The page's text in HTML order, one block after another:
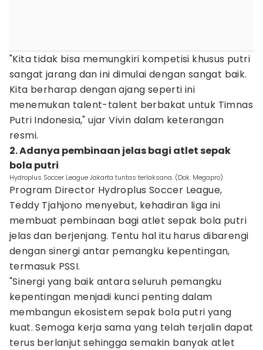
"Kita tidak bisa memungkiri kompetisi khusus putri
sangat jarang dan ini dimulai dengan sangat baik.
Kita berharap dengan ajang seperti ini
menemukan talent-talent berbakat untuk Timnas
Putri Indonesia," ujar Vivin dalam keterangan
resmi.
2. Adanya pembinaan jelas bagi atlet sepak
bola putri
Hydroplus Soccer League Jakarta tuntas terlaksana. (Dok. Megapro)
Program Director Hydroplus Soccer League,
Teddy Tjahjono menyebut, kehadiran liga ini
membuat pembinaan bagi atlet sepak bola putri
jelas dan berjenjang. Tentu hal itu harus dibarengi
dengan sinergi antar pemangku kepentingan,
termasuk PSSI.
"Sinergi yang baik antara seluruh pemangku
kepentingan menjadi kunci penting dalam
membangun ekosistem sepak bola putri yang
kuat. Semoga kerja sama yang telah terjalin dapat
terus berlanjut sehingga semakin banyak atlet